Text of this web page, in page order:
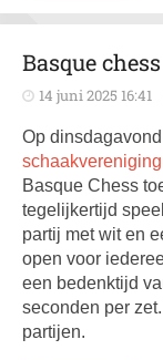
Basque
14 juni 2025 16:41
Op
Basque Chess
tegelijkertijd
partij met wit en
open voor
een bedenktijd
seconden per
partijen.